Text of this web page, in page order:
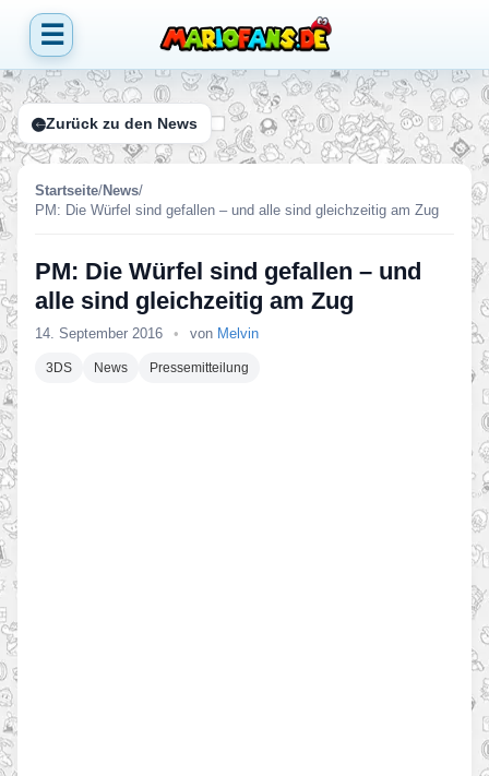
☰
Zurück zu den News
Startseite/News/
PM: Die Würfel sind gefallen – und alle sind gleichzeitig am Zug
PM: Die Würfel sind gefallen – und
alle sind gleichzeitig am Zug
14. September 2016 • von Melvin
3DS News Pressemitteilung